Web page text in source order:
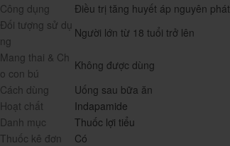
Công dụng
Điều trị tăng huyết áp nguyên phát
Đối tượng sử dụ
ng
Người lớn từ 18 tuổi trở lên
Mang thai & Ch
o con bú
Không được dùng
Cách dùng
Uống sau bữa ăn
Hoạt chất
Indapamide
Danh mục
Thuốc lợi tiểu
Thuốc kê đơn
Có